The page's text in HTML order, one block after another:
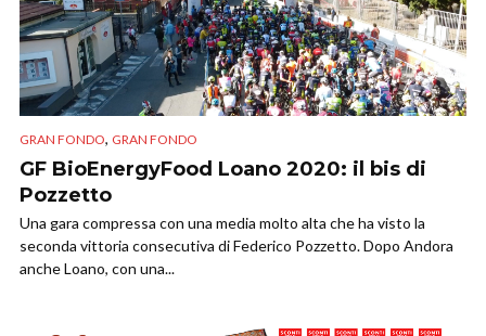
GRAN FONDO, GRAN FONDO
GF BioEnergyFood Loano 2020: il bis di
Pozzetto
Una gara compressa con una media molto alta che ha visto la
seconda vittoria consecutiva di Federico Pozzetto. Dopo Andora
anche Loano, con una...